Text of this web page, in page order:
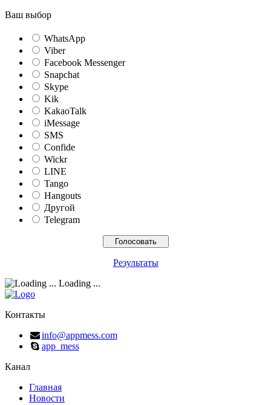
Ваш выбор
WhatsApp
Viber
Facebook Messenger
Snapchat
Skype
Kik
KakaoTalk
iMessage
SMS
Confide
Wickr
LINE
Tango
Hangouts
Другой
Telegram
Результаты
Loading ...
Контакты
info@appmess.com
app_mess
Канал
Главная
Новости